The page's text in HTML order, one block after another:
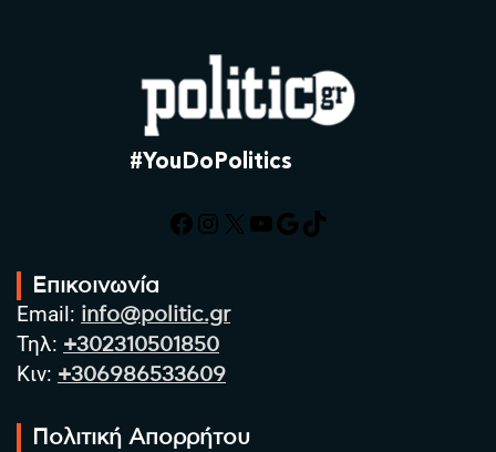
#YouDoPolitics
Facebook
Instagram
X YouTube
Google
TikTok
Επικοινωνία
Email: info@politic.gr
Τηλ: +302310501850
Κιν: +306986533609
Πολιτική Απορρήτου